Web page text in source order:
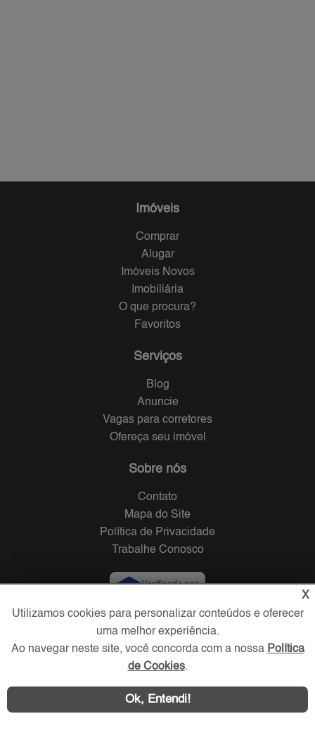
Imóveis
Comprar
Alugar
Imóveis Novos
Imobiliária
O que procura?
Favoritos
Serviços
Blog
Anuncie
Vagas para corretores
Ofereça seu imóvel
Sobre nós
Contato
Mapa do Site
Política de Privacidade
Trabalhe Conosco
Verificada por
Redes Sociais
X
Utilizamos cookies para personalizar conteúdos e oferecer
uma melhor experiência.
Ao navegar neste site, você concorda com a nossa Política
de Cookies.
Ok, Entendi!